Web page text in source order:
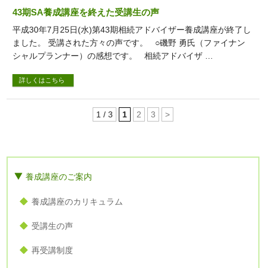
43期SA養成講座を終えた受講生の声
平成30年7月25日(水)第43期相続アドバイザー養成講座が終了し
ました。 受講された方々の声です。 ○磯野 勇氏（ファイナン
シャルプランナー）の感想です。 相続アドバイザ …
詳しくはこちら
1 / 3 1 2 3 >
養成講座のご案内
養成講座のカリキュラム
受講生の声
再受講制度